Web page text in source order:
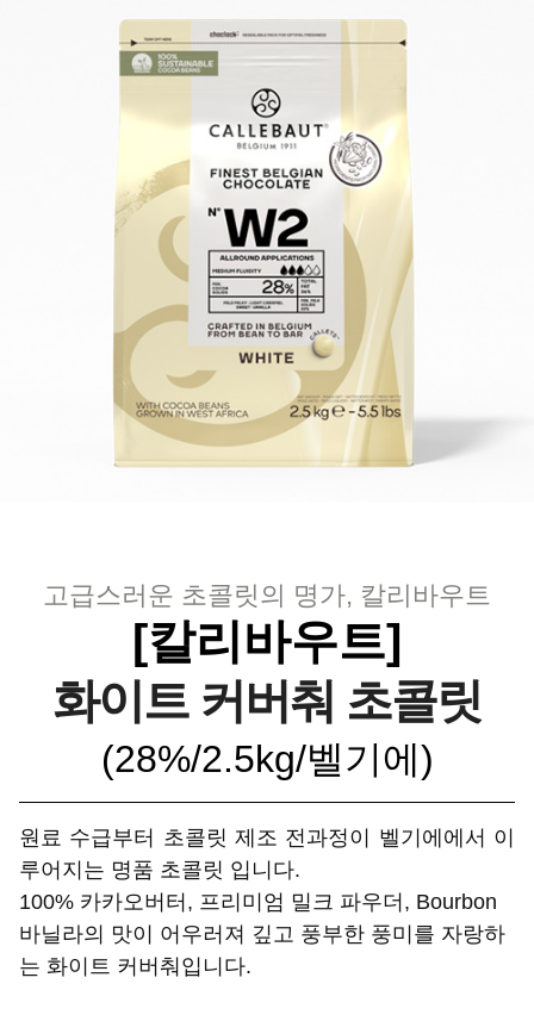
고급스러운 초콜릿의 명가, 칼리바우트
[칼리바우트]
화이트 커버춰 초콜릿
(28%/2.5kg/벨기에)
원료 수급부터 초콜릿 제조 전과정이 벨기에에서 이
루어지는 명품 초콜릿 입니다.
100% 카카오버터, 프리미엄 밀크 파우더, Bourbon
바닐라의 맛이 어우러져 깊고 풍부한 풍미를 자랑하
는 화이트 커버춰입니다.